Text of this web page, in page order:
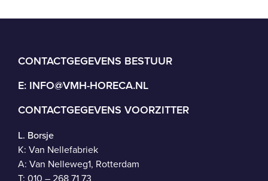
CONTACTGEGEVENS BESTUUR
E: INFO@VMH-HORECA.NL
CONTACTGEGEVENS VOORZITTER
L. Borsje
K: Van Nellefabriek
A: Van Nelleweg1, Rotterdam
T: 010 – 268 71 73